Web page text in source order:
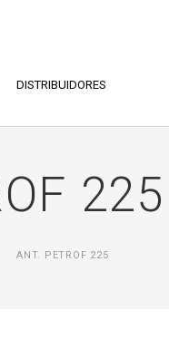
DISTRIBUIDORES
225
ANT. PETROF 225